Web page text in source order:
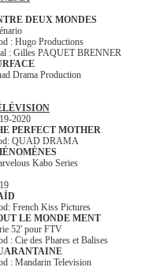
DEUX MONDES
: Hugo Productions
: Gilles PAQUET BRENNER
Drama Production
2020
PERFECT MOTHER
QUAD DRAMA
Kabo Series
French Kiss Pictures
LE MONDE MENT
52' pour FTV
: Cie des Phares et Balises
: Mandarin Television